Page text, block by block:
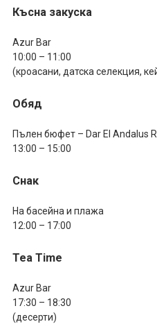
Късна закуска
Azur Bar
10:00 – 11:00
(кроасани, датска селекция,
Обяд
Пълен бюфет – Dar El Andalus
13:00 – 15:00
Снак
На басейна и плажа
12:00 – 17:00
Tea Time
Azur Bar
17:30 – 18:30
(десерти)